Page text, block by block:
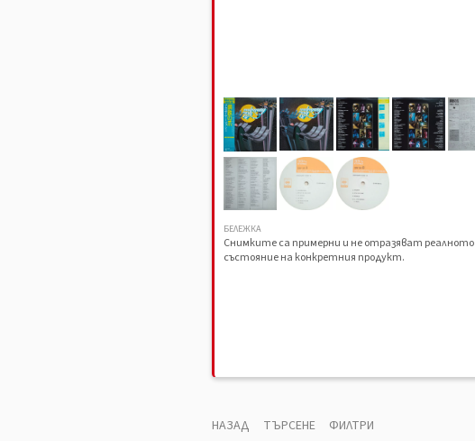
БЕЛЕЖКА
Снимките са примерни и не отразяват реалното
състояние на конкретния продукт.
НАЗАД ТЪРСЕНЕ ФИЛТРИ